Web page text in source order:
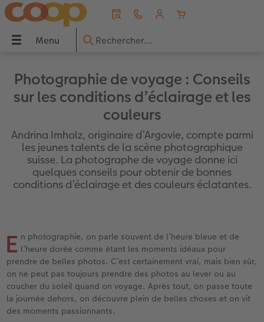
Menu
Menu
Aperçu
Formats
Couvertures
Qualités de papier
Double page panoramique
Étui personnalisé
Pochette souvenirs
Aperçu
Tirages photo
Tirage photo encadré
Boîte photo souvenirs
Tirage photo mini
Tirages photo sur papier recyclé
Poster premium
Aperçu
Photo sur toile
Poster Premium
Poster avec design
Porte-poster en bois
Affiche carte personnalisée
Pêle-mêle
Aperçu
Mariage
Naissance
Anniversaire
Invitations
Autres occasions
Cartes à rabat
Aperçu
Puzzles photo
Magnets photo
Tasses & Mugs
Décoration
Jeux
École et bureau
Aperçu
Coques Samsung
Coques Xiaomi
Coques Huawei
Frame Case
Coques en silicone
Coques en polycarbonate
Aperçu
Calendriers muraux
Calendriers de bureau
Calendriers agendas
Agendas de poche
Calendriers muraux avec design
Calendrier mural A4
Aperçu
Photos immédiates
Photos immédiates avec cadre
Photos immédiates avec texte
Marque page
Carte de vœux personnalisée
Planche de photos
Aperçu
pour grands-parents
pour les amoureux
pour enfants
pour les amoureux des animaux
pour l’anniversaire
Cadeaux de fête des mères
Aperçu
Voyage & vacances
Idées de cadeaux
Décoration murale
Conseils photo
Mariage
Livre de l’année
Photographie de voyage : Conseils
sur les conditions d’éclairage et les
couleurs
Andrina Imholz, originaire d’Argovie, compte parmi
les jeunes talents de la scène photographique
suisse. La photographe de voyage donne ici
quelques conseils pour obtenir de bonnes
conditions d’éclairage et des couleurs éclatantes.
E n photographie, on parle souvent de l’heure bleue et de
l’heure dorée comme étant les moments idéaux pour
prendre de belles photos. C’est certainement vrai, mais bien sûr,
on ne peut pas toujours prendre des photos au lever ou au
coucher du soleil quand on voyage. Après tout, on passe toute
la journée dehors, on découvre plein de belles choses et on vit
des moments passionnants.